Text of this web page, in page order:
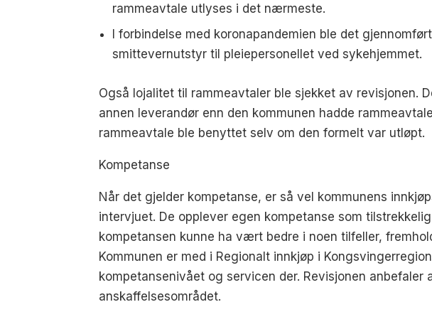
rammeavtale utlyses i det nærmeste.
I forbindelse med koronapandemien ble det
smittevernutstyr til pleiepersonellet ved sykehjemmet.
Også lojalitet til rammeavtaler ble sjekket av revisjonen.
annen leverandør enn den kommunen hadde
rammeavtale ble benyttet selv om den formelt var utløpt.
Kompetanse
Når det gjelder kompetanse, er så vel kommunens
intervjuet. De opplever egen kompetanse som
kompetansen kunne ha vært bedre i noen tilfeller,
Kommunen er med i Regionalt innkjøp i
kompetansenivået og servicen der. Revisjonen
anskaffelsesområdet.